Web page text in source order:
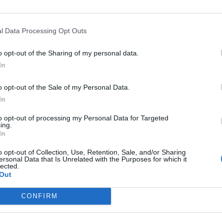
Data Processing Opt Outs
opt-out of the Sharing of my personal data.
opt-out of the Sale of my Personal Data.
opt-out of processing my Personal Data for Targeted
opt-out of Collection, Use, Retention, Sale, and/or Sharing
Data that Is Unrelated with the Purposes for which it
CONFIRM
από 5 εκατ. views ήταν το εφαρμοστό
το όνομα της δασκάλας.
ρούχα που επέλεξε ήταν ένα μαύρο παντελόνι
που έχω, το έχω περίπου τρία χρόνια και
πουλόβερ με μαύρες λεπτομέρειες και